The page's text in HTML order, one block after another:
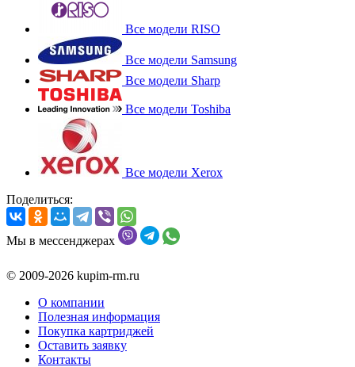
Все модели RISO
Все модели Samsung
Все модели Sharp
Все модели Toshiba
Все модели Xerox
Поделиться:
Мы в мессенджерах
© 2009-2026 kupim-rm.ru
О компании
Полезная информация
Покупка картриджей
Оставить заявку
Контакты